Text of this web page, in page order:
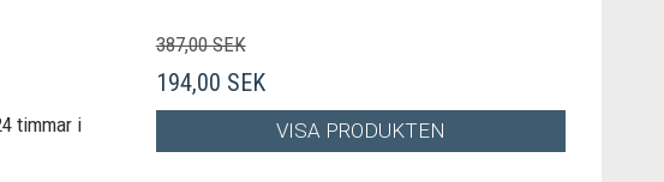
timmar i
387,00 SEK
194,00 SEK
VISA PRODUKTEN